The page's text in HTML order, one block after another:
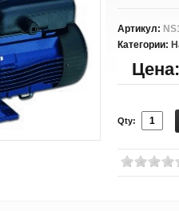
Артикул:
Категории:
Цена:
Qty: